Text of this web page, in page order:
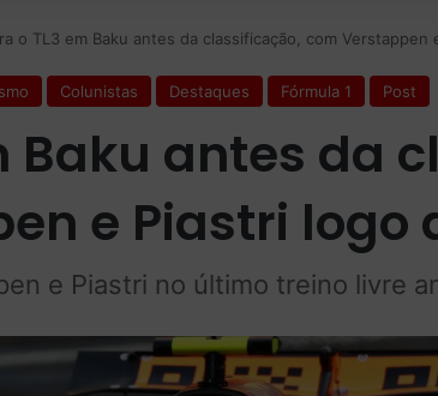
o TL3 em Baku antes da classificação, com Verstappen
Colunistas Destaques Fórmula 1 Post
Baku antes da
e Piastri logo
e Piastri no último treino livre